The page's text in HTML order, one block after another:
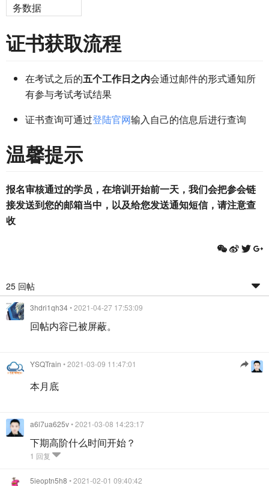
务数据
证书获取流程
在考试之后的五个工作日之内会通过邮件的形式通知所
有参与考试考试结果
证书查询可通过登陆官网输入自己的信息后进行查询
温馨提示
报名审核通过的学员，在培训开始前一天，我们会把参会链
接发送到您的邮箱当中，以及给您发送通知短信，请注意查
收
25 回帖
3hdri1qh34• 2021-04-27 17:53:09
回帖内容已被屏蔽。
YSQTrain • 2021-03-09 11:47:01
本月底
a6l7ua625v• 2021-03-08 14:23:17
下期高阶什么时间开始？
1 回复
5ieoptn5h8 • 2021-02-01 09:40:42